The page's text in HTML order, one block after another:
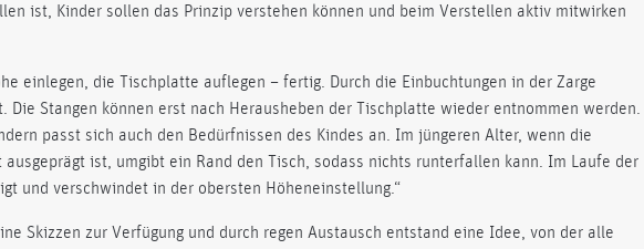
ist, Kinder sollen das Prinzip verstehen können und beim Verstellen aktiv mitwirken
einlegen, die Tischplatte auflegen – fertig. Durch die Einbuchtungen in der Zarge
Die Stangen können erst nach Herausheben der Tischplatte wieder entnommen werden.
passt sich auch den Bedürfnissen des Kindes an. Im jüngeren Alter, wenn die
ist, umgibt ein Rand den Tisch, sodass nichts runterfallen kann. Im Laufe der
und verschwindet in der obersten Höheneinstellung.“
Skizzen zur Verfügung und durch regen Austausch entstand eine Idee, von der alle